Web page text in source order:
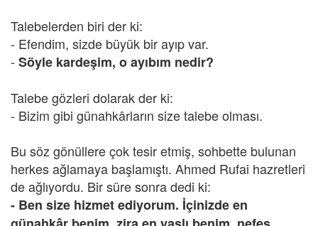
Talebelerden biri der ki:
- Efendim, sizde büyük bir ayıp var.
- Söyle kardeşim, o ayıbım nedir?
Talebe gözleri dolarak der ki:
- Bizim gibi günahkârların size talebe olması.
Bu söz gönüllere çok tesir etmiş, sohbette bulunan
herkes ağlamaya başlamıştı. Ahmed Rufai hazretleri
de ağlıyordu. Bir süre sonra dedi ki:
- Ben size hizmet ediyorum. İçinizde en